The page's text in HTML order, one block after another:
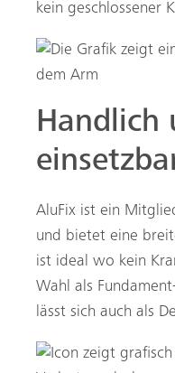
kein geschlossener
Handlich
AluFix ist ein
und bietet eine
ist ideal wo kein
Wahl als
lässt sich auch als